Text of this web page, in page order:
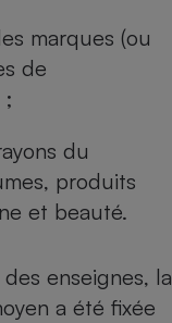
marques (ou
de
;
du
produits
et beauté.
enseignes, la
a été fixée